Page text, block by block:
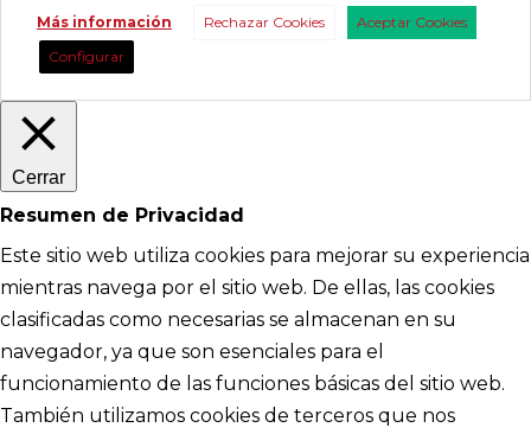
Más información Rechazar Cookies
Aceptar Cookies
Configurar
Cerrar
Resumen de Privacidad
Este sitio web utiliza cookies para mejorar su experiencia
mientras navega por el sitio web. De ellas, las cookies
clasificadas como necesarias se almacenan en su
navegador, ya que son esenciales para el
funcionamiento de las funciones básicas del sitio web.
También utilizamos cookies de terceros que nos